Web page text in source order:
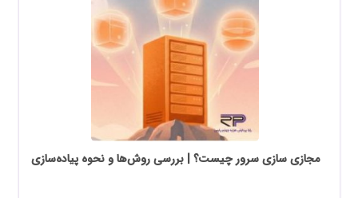
مجازی سازی سرور چیست؟ | بررسی روش‌ها و نحوه پیاده‌سازی